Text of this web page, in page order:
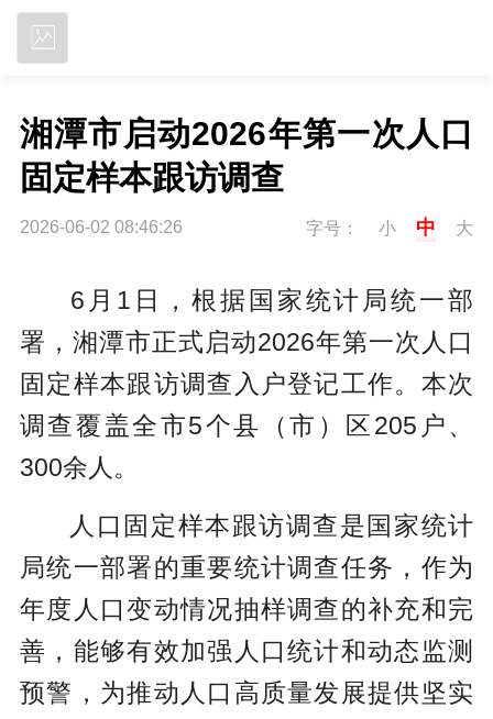
湘潭市启动2026年第一次人口
固定样本跟访调查
2026-06-02 08:46:26 字号： 小 中 大
6月1日，根据国家统计局统一部
署，湘潭市正式启动2026年第一次人口
固定样本跟访调查入户登记工作。本次
调查覆盖全市5个县（市）区205户、
300余人。
人口固定样本跟访调查是国家统计
局统一部署的重要统计调查任务，作为
年度人口变动情况抽样调查的补充和完
善，能够有效加强人口统计和动态监测
预警，为推动人口高质量发展提供坚实